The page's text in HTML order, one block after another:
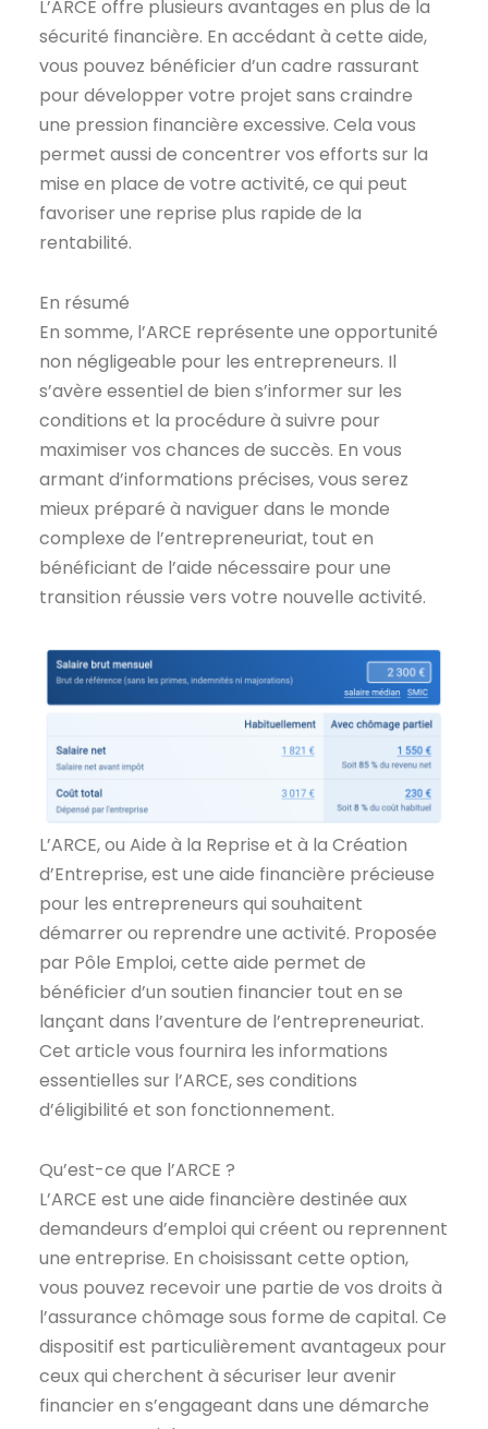
L’ARCE offre plusieurs avantages en plus de la
sécurité financière. En accédant à cette aide,
vous pouvez bénéficier d’un cadre rassurant
pour développer votre projet sans craindre
une pression financière excessive. Cela vous
permet aussi de concentrer vos efforts sur la
mise en place de votre activité, ce qui peut
favoriser une reprise plus rapide de la
rentabilité.
En résumé
En somme, l’ARCE représente une opportunité
non négligeable pour les entrepreneurs. Il
s’avère essentiel de bien s’informer sur les
conditions et la procédure à suivre pour
maximiser vos chances de succès. En vous
armant d’informations précises, vous serez
mieux préparé à naviguer dans le monde
complexe de l’entrepreneuriat, tout en
bénéficiant de l’aide nécessaire pour une
transition réussie vers votre nouvelle activité.
L’ARCE, ou Aide à la Reprise et à la Création
d’Entreprise, est une aide financière précieuse
pour les entrepreneurs qui souhaitent
démarrer ou reprendre une activité. Proposée
par Pôle Emploi, cette aide permet de
bénéficier d’un soutien financier tout en se
lançant dans l’aventure de l’entrepreneuriat.
Cet article vous fournira les informations
essentielles sur l’ARCE, ses conditions
d’éligibilité et son fonctionnement.
Qu’est-ce que l’ARCE ?
L’ARCE est une aide financière destinée aux
demandeurs d’emploi qui créent ou reprennent
une entreprise. En choisissant cette option,
vous pouvez recevoir une partie de vos droits à
l’assurance chômage sous forme de capital. Ce
dispositif est particulièrement avantageux pour
ceux qui cherchent à sécuriser leur avenir
financier en s’engageant dans une démarche